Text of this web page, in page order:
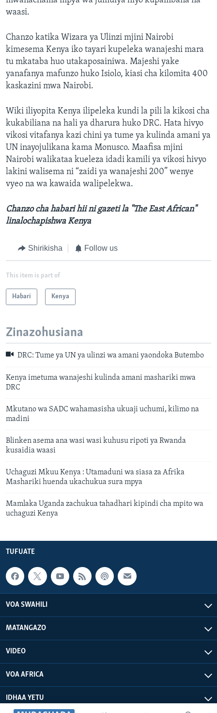
waasi.
Chanzo katika Wizara ya Ulinzi mjini Nairobi
kimesema Kenya iko tayari kupeleka wanajeshi mara
tu mkataba huo utakaposainiwa. Majeshi yake
yanafanya mafunzo huko Isiolo, kiasi cha kilomita 400
kaskazini mwa Nairobi.
Wiki iliyopita Kenya ilipeleka kundi la pili la kikosi cha
kukabiliana na hali ya dharura huko DRC. Hata hivyo
vikosi vitafanya kazi chini ya tume ya kulinda amani ya
UN inayojulikana kama Monusco. Maafisa mjini
Nairobi walikataa kueleza idadi kamili ya vikosi hivyo
lakini walisema ni “zaidi ya wanajeshi 200” wenye
vyeo na wa kawaida walipelekwa.
Chanzo cha habari hii ni gazeti la "The East African"
linalochapishwa Kenya
Shirikisha Follow us
This item is part of
Habari Kenya
Zinazohusiana
DRC: Tume ya UN ya ulinzi wa amani yaondoka Butembo
Kenya imetuma wanajeshi kulinda amani mashariki mwa
DRC
Mkutano wa SADC wahamasisha ukuaji uchumi, kilimo na
madini
Blinken asema ana wasi wasi kuhusu ripoti ya Rwanda
kusaidia waasi
Uchaguzi Mkuu Kenya : Utamaduni wa siasa za Afrika
Mashariki huenda ukachukua sura mpya
Mamlaka Uganda zachukua tahadhari kipindi cha mpito wa
uchaguzi Kenya
TUFUATE
VOA SWAHILI
MATANGAZO
VIDEO
VOA AFRICA
IDHAA YETU